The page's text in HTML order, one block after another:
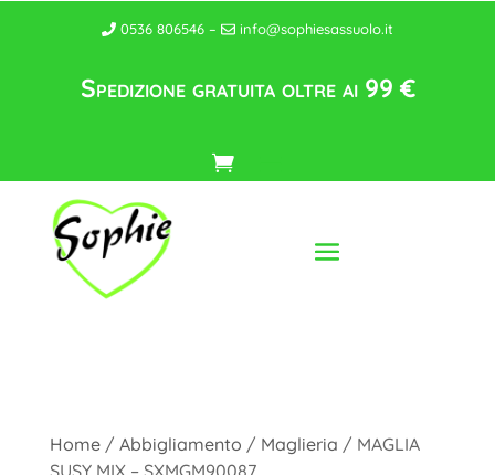
0536 806546 – info@sophiesassuolo.it
Spedizione gratuita oltre ai 99 €
Home/ Abbigliamento / Maglieria / MAGLIA